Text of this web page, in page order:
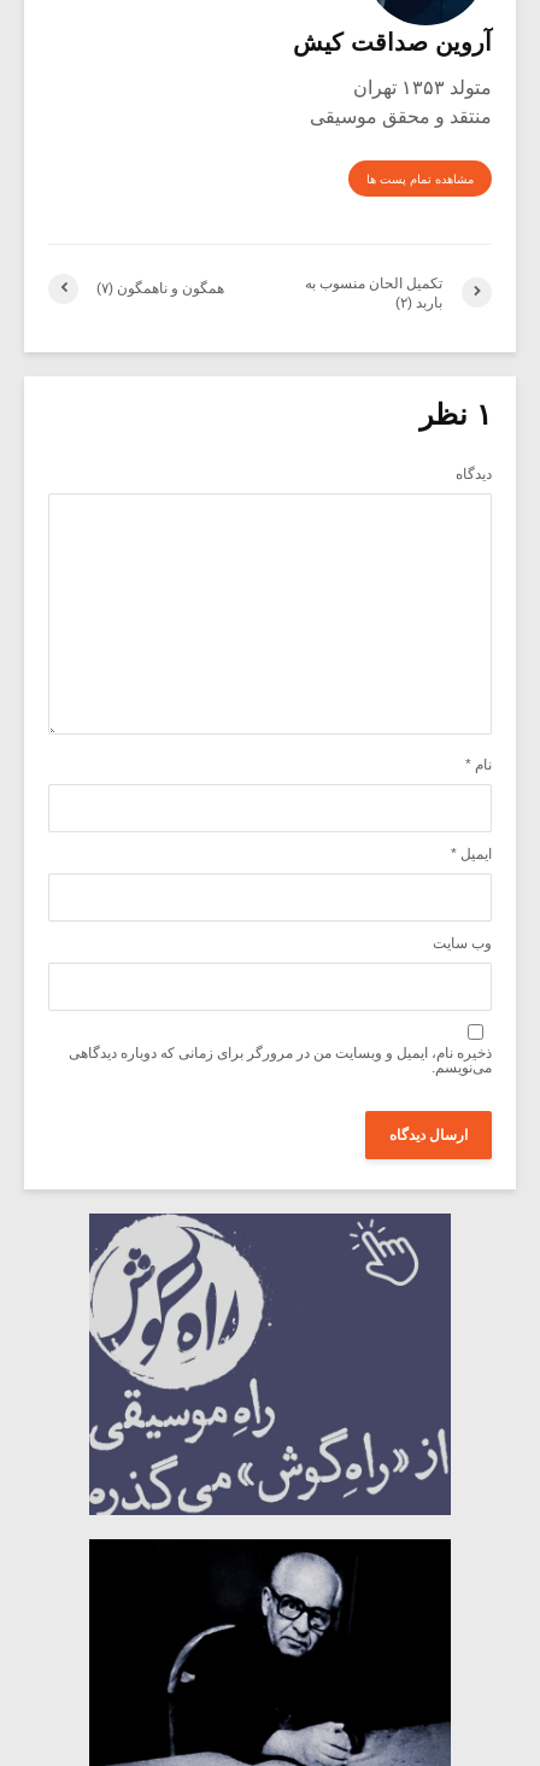
آروین صداقت کیش
متولد ۱۳۵۳ تهران
منتقد و محقق موسیقی
مشاهده تمام پست ها
همگون و ناهمگون (۷)
تکمیل الحان منسوب به
باربد (۲)
۱ نظر
دیدگاه
نام *
ایمیل *
وب‌ سایت
ذخیره نام، ایمیل و وبسایت من در مرورگر برای زمانی که دوباره دیدگاهی
می‌نویسم.